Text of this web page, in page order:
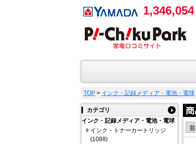
1,346,054
TOP > インク・記録メディア・電池・電球
カテゴリ
インク・記録メディア・電池・電球
インク・トナーカートリッジ
(1088)